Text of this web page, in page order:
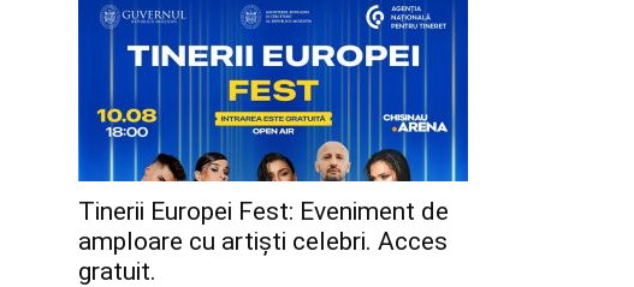
Tinerii Europei Fest: Eveniment de
amploare cu artiști celebri. Acces
gratuit.